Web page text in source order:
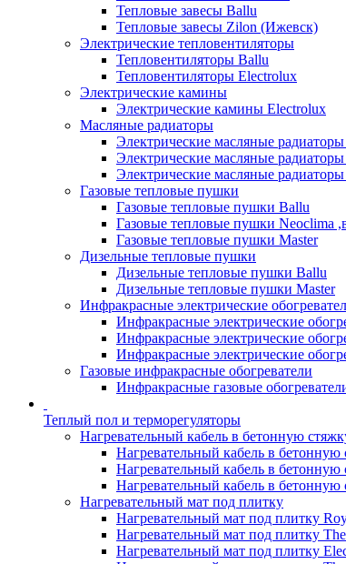
Тепловые завесы Ballu
Тепловые завесы Zilon (Ижевск)
Электрические тепловентиляторы
Тепловентиляторы Ballu
Тепловентиляторы Electrolux
Электрические камины
Электрические камины Electrolux
Масляные радиаторы
Электрические масляные
Электрические масляные
Электрические масляные
Газовые тепловые пушки
Газовые тепловые пушки Ballu
Газовые тепловые пушки Neoclima
Газовые тепловые пушки Master
Дизельные тепловые пушки
Дизельные тепловые пушки Ballu
Дизельные тепловые пушки Master
Инфракрасные электрические
Инфракрасные электрические
Инфракрасные электрические
Инфракрасные электрические
Газовые инфракрасные обогреватели
Инфракрасные газовые
Теплый пол и терморегуляторы
Нагревательный кабель в бетонную
Нагревательный кабель в бетонную
Нагревательный кабель в бетонную
Нагревательный кабель в
Нагревательный мат под плитку
Нагревательный мат под плитку
Нагревательный мат под плитку
Нагревательный мат под плитку